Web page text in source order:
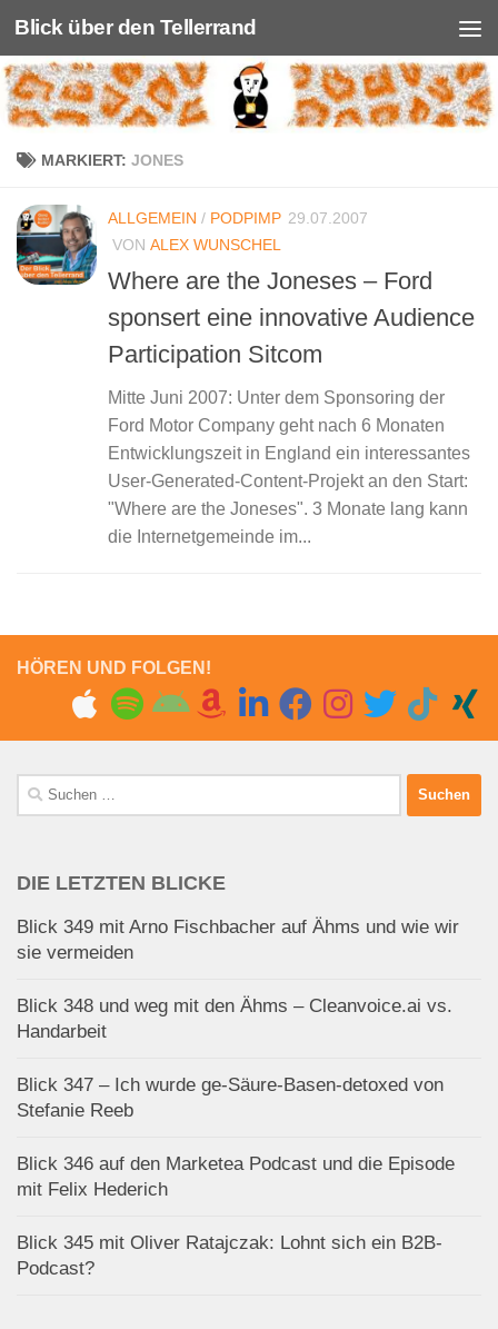
Unter dem Inhalt
Blick über den Tellerrand
MARKIERT: JONES
ALLGEMEIN / PODPIMP 29.07.2007
VON ALEX WUNSCHEL
Where are the Joneses – Ford
sponsert eine innovative Audience
Participation Sitcom
Mitte Juni 2007: Unter dem Sponsoring der
Ford Motor Company geht nach 6 Monaten
Entwicklungszeit in England ein interessantes
User-Generated-Content-Projekt an den Start:
"Where are the Joneses". 3 Monate lang kann
die Internetgemeinde im...
HÖREN UND FOLGEN!
Suchen
nach:
DIE LETZTEN BLICKE
Blick 349 mit Arno Fischbacher auf Ähms und wie wir
sie vermeiden
Blick 348 und weg mit den Ähms – Cleanvoice.ai vs.
Handarbeit
Blick 347 – Ich wurde ge-Säure-Basen-detoxed von
Stefanie Reeb
Blick 346 auf den Marketea Podcast und die Episode
mit Felix Hederich
Blick 345 mit Oliver Ratajczak: Lohnt sich ein B2B-
Podcast?